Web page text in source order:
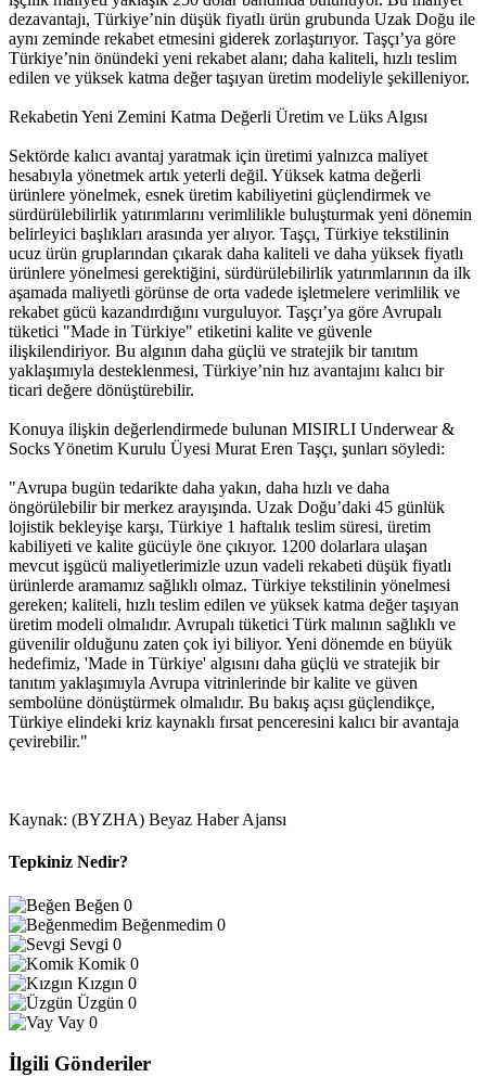
dezavantajı, Türkiye’nin düşük fiyatlı ürün grubunda Uzak Doğu ile
aynı zeminde rekabet etmesini giderek zorlaştırıyor. Taşçı’ya göre
Türkiye’nin önündeki yeni rekabet alanı; daha kaliteli, hızlı teslim
edilen ve yüksek katma değer taşıyan üretim modeliyle şekilleniyor.
Rekabetin Yeni Zemini Katma Değerli Üretim ve Lüks Algısı
Sektörde kalıcı avantaj yaratmak için üretimi yalnızca maliyet
hesabıyla yönetmek artık yeterli değil. Yüksek katma değerli
ürünlere yönelmek, esnek üretim kabiliyetini güçlendirmek ve
sürdürülebilirlik yatırımlarını verimlilikle buluşturmak yeni dönemin
belirleyici başlıkları arasında yer alıyor. Taşçı, Türkiye tekstilinin
ucuz ürün gruplarından çıkarak daha kaliteli ve daha yüksek fiyatlı
ürünlere yönelmesi gerektiğini, sürdürülebilirlik yatırımlarının da ilk
aşamada maliyetli görünse de orta vadede işletmelere verimlilik ve
rekabet gücü kazandırdığını vurguluyor. Taşçı’ya göre Avrupalı
tüketici "Made in Türkiye" etiketini kalite ve güvenle
ilişkilendiriyor. Bu algının daha güçlü ve stratejik bir tanıtım
yaklaşımıyla desteklenmesi, Türkiye’nin hız avantajını kalıcı bir
ticari değere dönüştürebilir.
Konuya ilişkin değerlendirmede bulunan MISIRLI Underwear &
Socks Yönetim Kurulu Üyesi Murat Eren Taşçı, şunları söyledi:
"Avrupa bugün tedarikte daha yakın, daha hızlı ve daha
öngörülebilir bir merkez arayışında. Uzak Doğu’daki 45 günlük
lojistik bekleyişe karşı, Türkiye 1 haftalık teslim süresi, üretim
kabiliyeti ve kalite gücüyle öne çıkıyor. 1200 dolarlara ulaşan
mevcut işgücü maliyetlerimizle uzun vadeli rekabeti düşük fiyatlı
ürünlerde aramamız sağlıklı olmaz. Türkiye tekstilinin yönelmesi
gereken; kaliteli, hızlı teslim edilen ve yüksek katma değer taşıyan
üretim modeli olmalıdır. Avrupalı tüketici Türk malının sağlıklı ve
güvenilir olduğunu zaten çok iyi biliyor. Yeni dönemde en büyük
hedefimiz, 'Made in Türkiye' algısını daha güçlü ve stratejik bir
tanıtım yaklaşımıyla Avrupa vitrinlerinde bir kalite ve güven
sembolüne dönüştürmek olmalıdır. Bu bakış açısı güçlendikçe,
Türkiye elindeki kriz kaynaklı fırsat penceresini kalıcı bir avantaja
çevirebilir."
Kaynak: (BYZHA) Beyaz Haber Ajansı
Tepkiniz Nedir?
Beğen 0
Beğenmedim 0
Sevgi 0
Komik 0
Kızgın 0
Üzgün 0
Vay 0
İlgili Gönderiler